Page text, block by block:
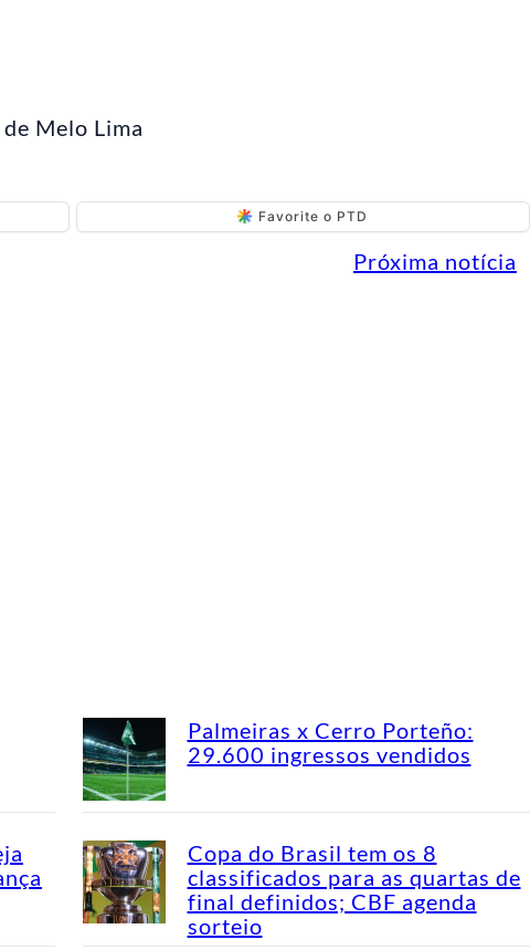
Melo Lima
Favorite o PTD
Próxima notícia
Palmeiras x Cerro Porteño:
29.600 ingressos vendidos
Copa do Brasil tem os 8
classificados para as quartas de
final definidos; CBF agenda
sorteio